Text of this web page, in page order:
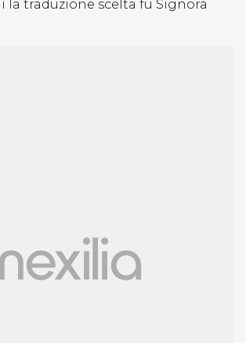
la traduzione scelta fu Signora